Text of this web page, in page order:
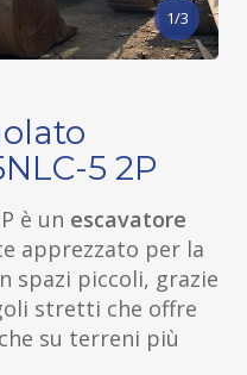
1/3
5 2P
è un escavatore
apprezzato per la
spazi piccoli, grazie
stretti che offre
su terreni più